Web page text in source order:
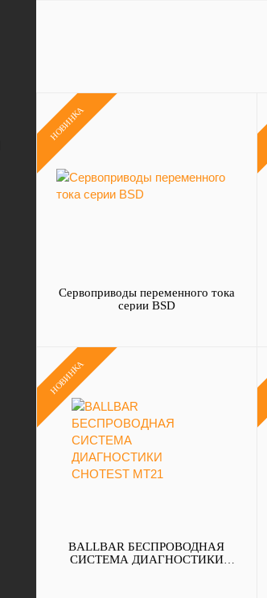
НОВИНКА
Сервоприводы переменного тока
серии BSD
НОВИНКА
BALLBAR БЕСПРОВОДНАЯ
СИСТЕМА ДИАГНОСТИКИ